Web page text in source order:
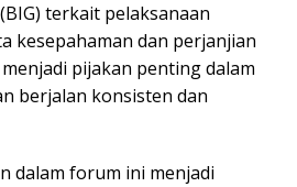
terkait pelaksanaan
kesepahaman dan perjanjian
pijakan penting dalam
berjalan konsisten dan
dalam forum ini menjadi